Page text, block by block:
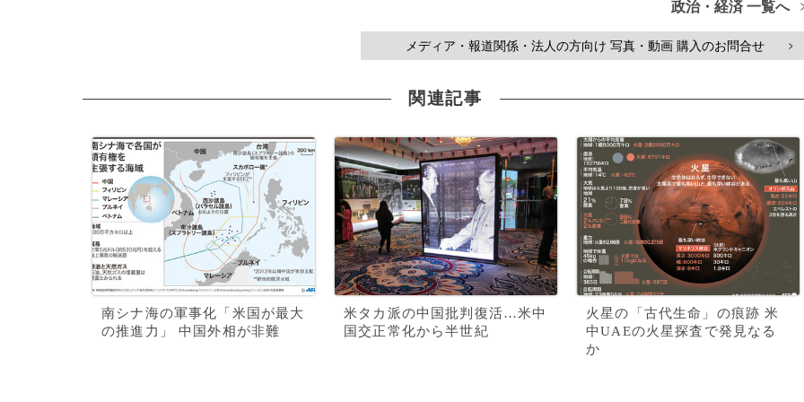
政治・経済 一覧へ
メディア・報道関係・法人の方向け 写真・動画 購入のお問合せ >
関連記事
南シナ海の軍事化「米国が最大
の推進力」 中国外相が非難
米タカ派の中国批判復活…米中
国交正常化から半世紀
火星の「古代生命」の痕跡 米
中UAEの火星探査で発見なる
か